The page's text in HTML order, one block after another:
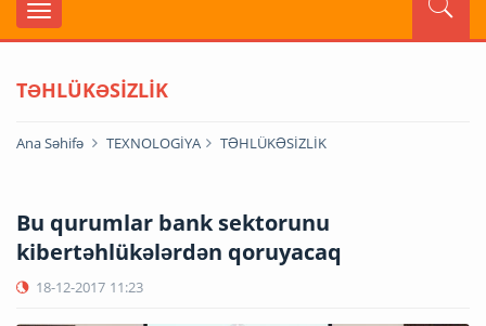
TƏHLÜKƏSİZLİK
Ana Səhifə TEXNOLOGİYA TƏHLÜKƏSİZLİK
Bu qurumlar bank sektorunu
kibertəhlükələrdən qoruyacaq
18-12-2017 11:23